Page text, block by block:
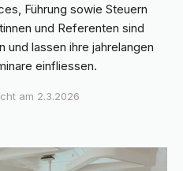
Führung sowie Steuern
und Referenten sind
lassen ihre jahrelangen
einfliessen.
am 2.3.2026